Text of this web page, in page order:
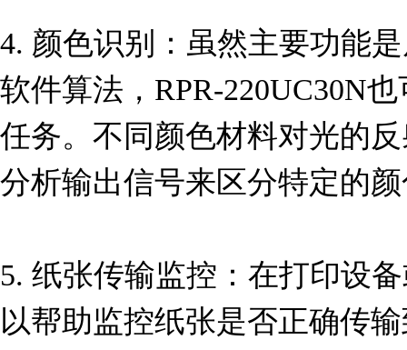
4. 颜色识别：虽然主要功能
软件算法，RPR-220UC30N
任务。不同颜色材料对光的
分析输出信号来区分特定的
5. 纸张传输监控：在打印设
以帮助监控纸张是否正确传